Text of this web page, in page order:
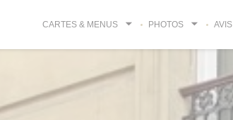
CARTES & MENUS PHOTOS AVIS